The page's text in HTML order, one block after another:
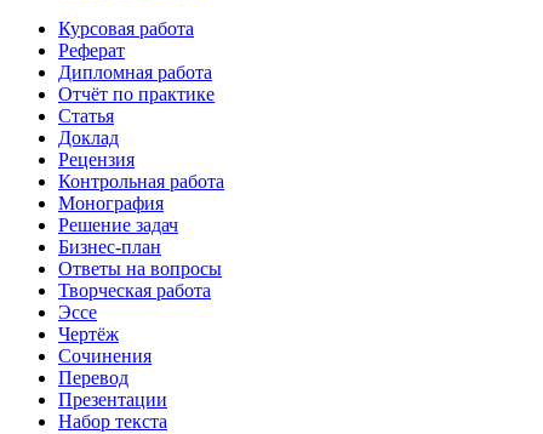
Курсовая работа
Реферат
Дипломная работа
Отчёт по практике
Статья
Доклад
Рецензия
Контрольная работа
Монография
Решение задач
Бизнес-план
Ответы на вопросы
Творческая работа
Эссе
Чертёж
Сочинения
Перевод
Презентации
Набор текста